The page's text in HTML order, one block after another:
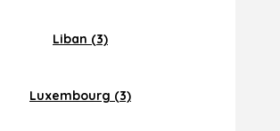
Liban (3)
Luxembourg (3)